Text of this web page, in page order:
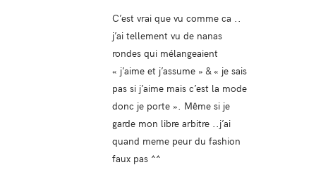
C’est vrai que vu comme ca ..
j’ai tellement vu de nanas
rondes qui mélangeaient
« j’aime et j’assume » & « je sais
pas si j’aime mais c’est la mode
donc je porte ». Même si je
garde mon libre arbitre ..j’ai
quand meme peur du fashion
faux pas ^^